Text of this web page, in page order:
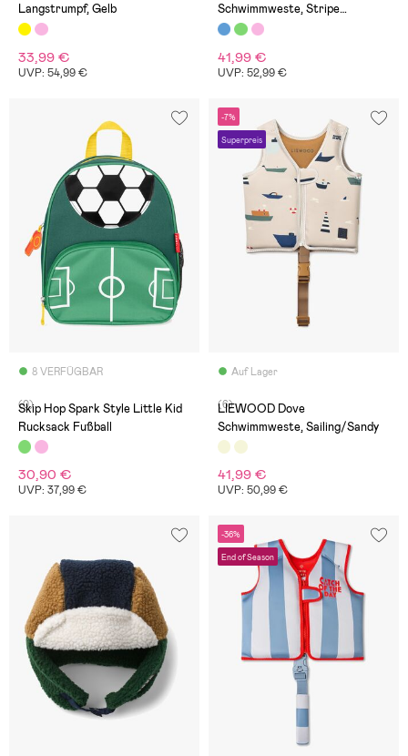
Langstrumpf, Gelb
33,99 €
UVP: 54,99 €
Schwimmweste, Stripe
Riverside/Creme de la Creme
41,99 €
UVP: 52,99 €
8 VERFÜGBAR
(0)
Skip Hop Spark Style Little Kid
Rucksack Fußball
30,90 €
UVP: 37,99 €
-7%
Superpreis
Auf Lager
(6)
LIEWOOD Dove
Schwimmweste, Sailing/Sandy
41,99 €
UVP: 50,99 €
-36%
End of Season